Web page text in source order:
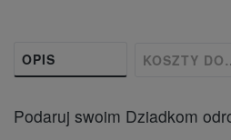
OPIS
Podaruj swoim Dziadkom